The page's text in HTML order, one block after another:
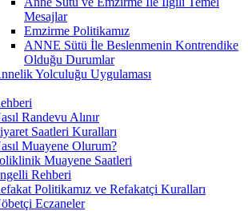
Mesajlar
Emzirme Politikamız
ANNE Sütü İle Beslenmenin Kontrendike
Olduğu Durumlar
Yolculuğu Uygulaması
Randevu Alınır
Saatleri Kuralları
Muayene Olurum?
Muayene Saatleri
Rehberi
Politikamız ve Refakatçi Kuralları
Eczaneler